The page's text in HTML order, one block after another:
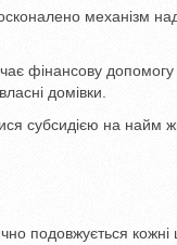
механізм
фінансову допомогу
домівки.
субсидією на найм
подовжується кожні